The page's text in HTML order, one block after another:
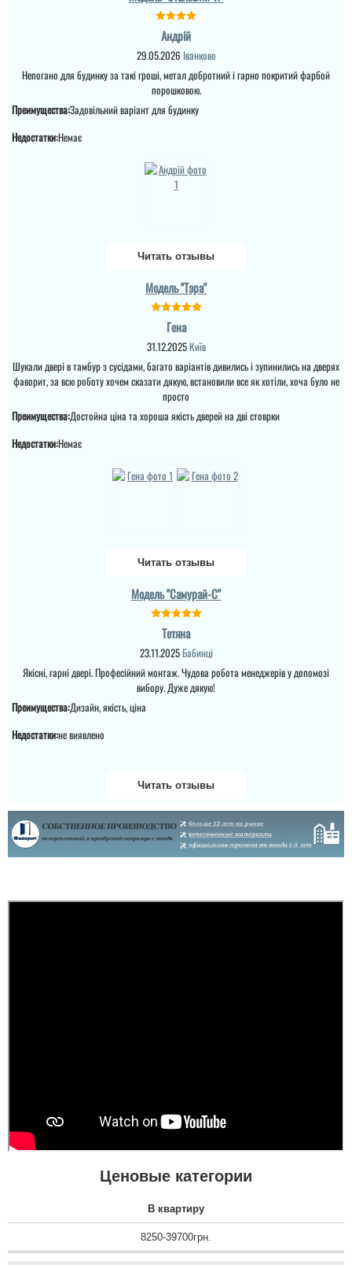
Эдуард
Пользователь не
Андрій
29.05.2026 Іванково
Непогано для будинку за такі гроші, метал добротний і гарно покритий фарбой
порошковою.
Преимущества:Задовільний варіант для будинку
Недостатки:Немає
Читать отзывы
Модель "Тэра"
Гена
31.12.2025Київ
Шукали двері в тамбур з сусідами, багато варіантів дивились і зупинились на дверях
фаворит, за всю роботу хочем сказати дякую, встановили все як хотіли, хоча було не
просто
Преимущества:Достойна ціна та хороша якість дверей на дві стоврки
Недостатки:Немає
Читать отзывы
Модель "Самурай-С"
Тетяна
23.11.2025Бабинці
Якісні, гарні двері. Професійний монтаж. Чудова робота менеджерів у допомозі
вибору. Дуже дякую!
Преимущества:Дизайн, якість, ціна
Недостатки:не виявлено
Читать отзывы
Ценовые категории
В квартиру
8250-39700грн.